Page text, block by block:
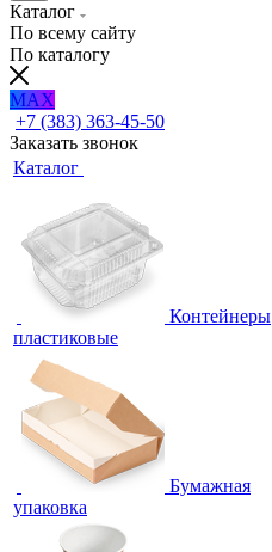
Каталог
По всему сайту
По каталогу
MAX
+7 (383) 363-45-50
Заказать звонок
Каталог
Контейнеры
пластиковые
Бумажная
упаковка